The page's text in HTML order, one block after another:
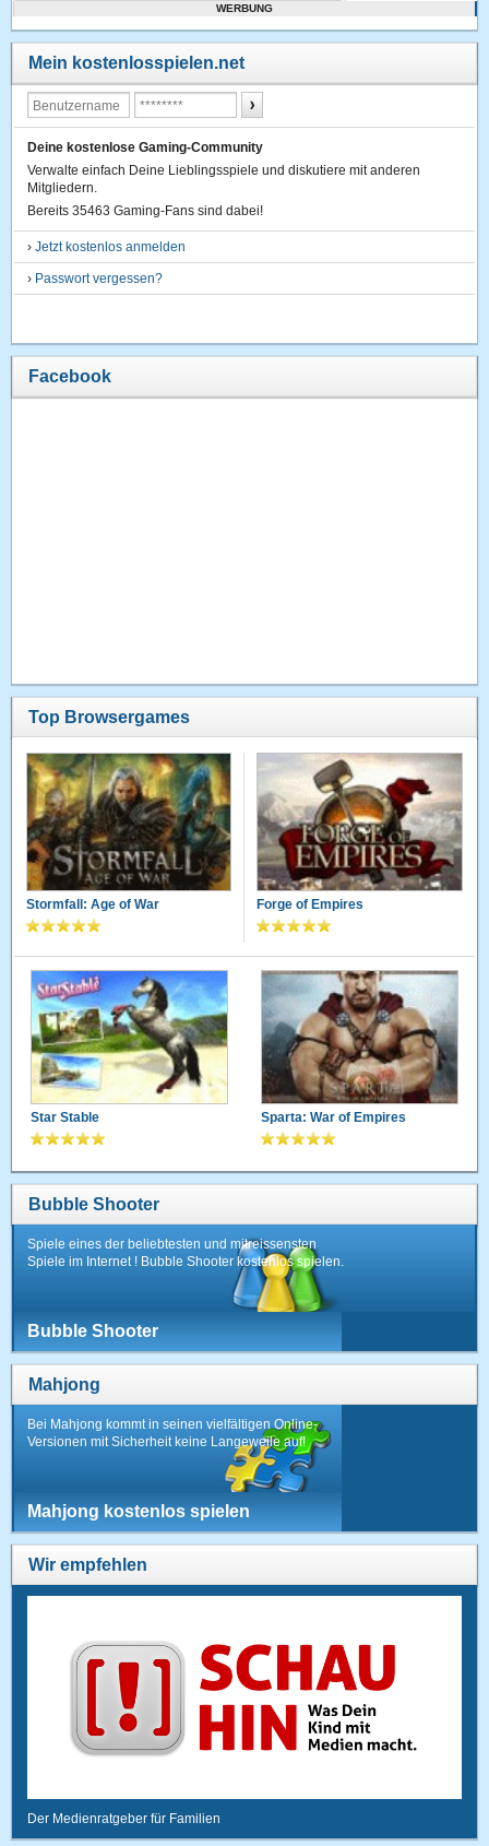
WERBUNG
Mein kostenlosspielen.net
Deine kostenlose Gaming-Community
Verwalte einfach Deine Lieblingsspiele und diskutiere mit anderen
Mitgliedern.
Bereits 35463 Gaming-Fans sind dabei!
›Jetzt kostenlos anmelden
› Passwort vergessen?
Facebook
Top Browsergames
Stormfall: Age of War Forge of Empires
Star Stable Sparta: War of Empires
Bubble Shooter
Spiele eines der beliebtesten und mitreissensten
Spiele im Internet ! Bubble Shooter kostenlos spielen.
Bubble Shooter
Mahjong
Bei Mahjong kommt in seinen vielfältigen Online-
Versionen mit Sicherheit keine Langeweile auf!
Mahjong kostenlos spielen
Wir empfehlen
Der Medienratgeber für Familien